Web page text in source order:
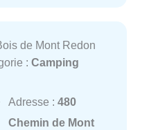
de Mont Redon
: Camping
Adresse : 480
Chemin de Mont